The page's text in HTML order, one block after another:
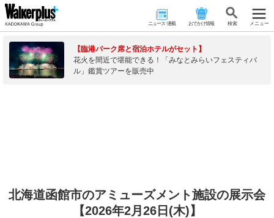
ニュース･連載 おでかけ情報 検 索 メニュー
【臨港パーク席と宿泊ホテルがセット】
花火を間近で堪能できる！「みなとみらいフェスティバ
ル」鑑賞ツアーを販売中
北海道函館市のアミューズメント施設の展示会
【2026年2月26日(木)】